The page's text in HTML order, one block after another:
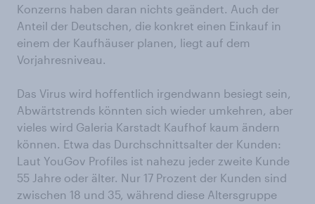
Konzerns haben daran nichts geändert. Auch der
Anteil der Deutschen, die konkret einen Einkauf in
einem der Kaufhäuser planen, liegt auf dem
Vorjahresniveau.
Das Virus wird hoffentlich irgendwann besiegt sein,
Abwärtstrends könnten sich wieder umkehren, aber
vieles wird Galeria Karstadt Kaufhof kaum ändern
können. Etwa das Durchschnittsalter der Kunden:
Laut YouGov Profiles ist nahezu jeder zweite Kunde
55 Jahre oder älter. Nur 17 Prozent der Kunden sind
zwischen 18 und 35, während diese Altersgruppe